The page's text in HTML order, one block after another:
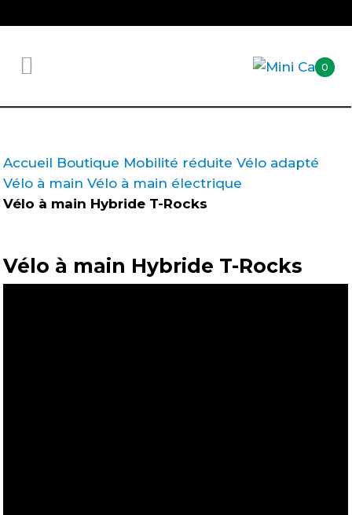
0
Accueil Boutique Mobilité réduite Vélo adapté
Vélo à main Vélo à main électrique
Vélo à main Hybride T-Rocks
Vélo à main Hybride T-Rocks